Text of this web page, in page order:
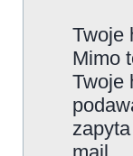
Twoje
Mimo
Twoje